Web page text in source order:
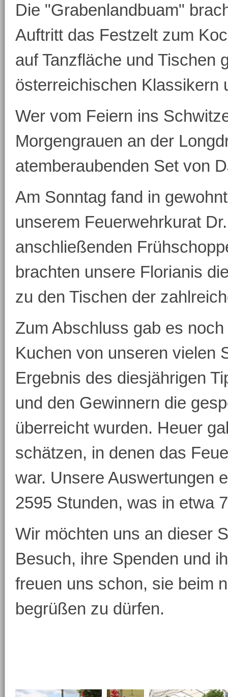
Die "Grabenlandbuam"
Auftritt das Festzelt zum
auf Tanzfläche und Tischen
österreichischen Klassikern
Wer vom Feiern ins
Morgengrauen an der
atemberaubenden Set von
Am Sonntag fand in
unserem Feuerwehrkurat
anschließenden
brachten unsere Florianis
zu den Tischen der
Zum Abschluss gab es
Kuchen von unseren vielen
Ergebnis des diesjährigen
und den Gewinnern die
überreicht wurden. Heuer
schätzen, in denen das
war. Unsere Auswertungen
2595 Stunden, was in etwa
Wir möchten uns an dieser
Besuch, ihre Spenden und
freuen uns schon, sie beim
begrüßen zu dürfen.